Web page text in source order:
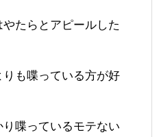
たらとアピールした
も喋っている方が好
喋っているモテない